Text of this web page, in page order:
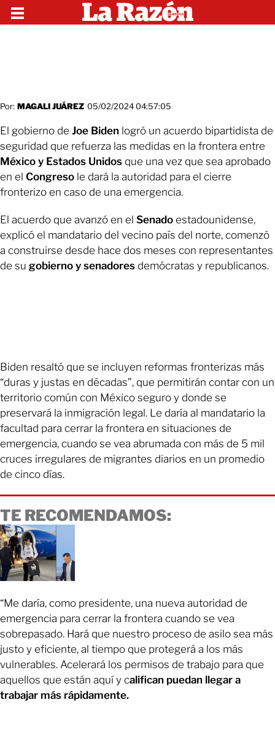
Por: MAGALI JUÁREZ 05/02/2024 04:57:05
El gobierno de Joe Biden logró un acuerdo bipartidista de
seguridad que refuerza las medidas en la frontera entre
México y Estados Unidos que una vez que sea aprobado
en el Congreso le dará la autoridad para el cierre
fronterizo en caso de una emergencia.
El acuerdo que avanzó en el Senado estadounidense,
explicó el mandatario del vecino país del norte, comenzó
a construirse desde hace dos meses con representantes
de su gobierno y senadores demócratas y republicanos.
Biden resaltó que se incluyen reformas fronterizas más
“duras y justas en décadas”, que permitirán contar con un
territorio común con México seguro y donde se
preservará la inmigración legal. Le daría al mandatario la
facultad para cerrar la frontera en situaciones de
emergencia, cuando se vea abrumada con más de 5 mil
cruces irregulares de migrantes diarios en un promedio
de cinco días.
TE RECOMENDAMOS:
“Me daría, como presidente, una nueva autoridad de
emergencia para cerrar la frontera cuando se vea
sobrepasado. Hará que nuestro proceso de asilo sea más
justo y eficiente, al tiempo que protegerá a los más
vulnerables. Acelerará los permisos de trabajo para que
aquellos que están aquí y califican puedan llegar a
trabajar más rápidamente.